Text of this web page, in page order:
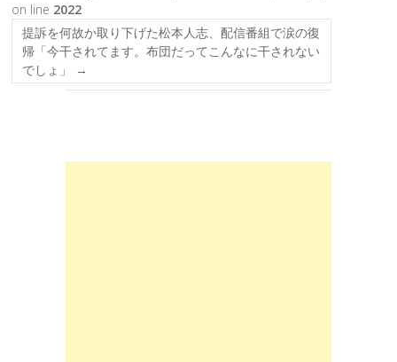
on line 2022
提訴を何故か取り下げた松本人志、配信番組で涙の復
帰「今干されてます。布団だってこんなに干されない
でしょ」
→